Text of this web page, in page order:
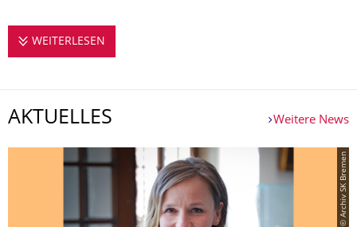
WEITERLESEN
AKTUELLES Weitere News
© Archiv SK Bremen